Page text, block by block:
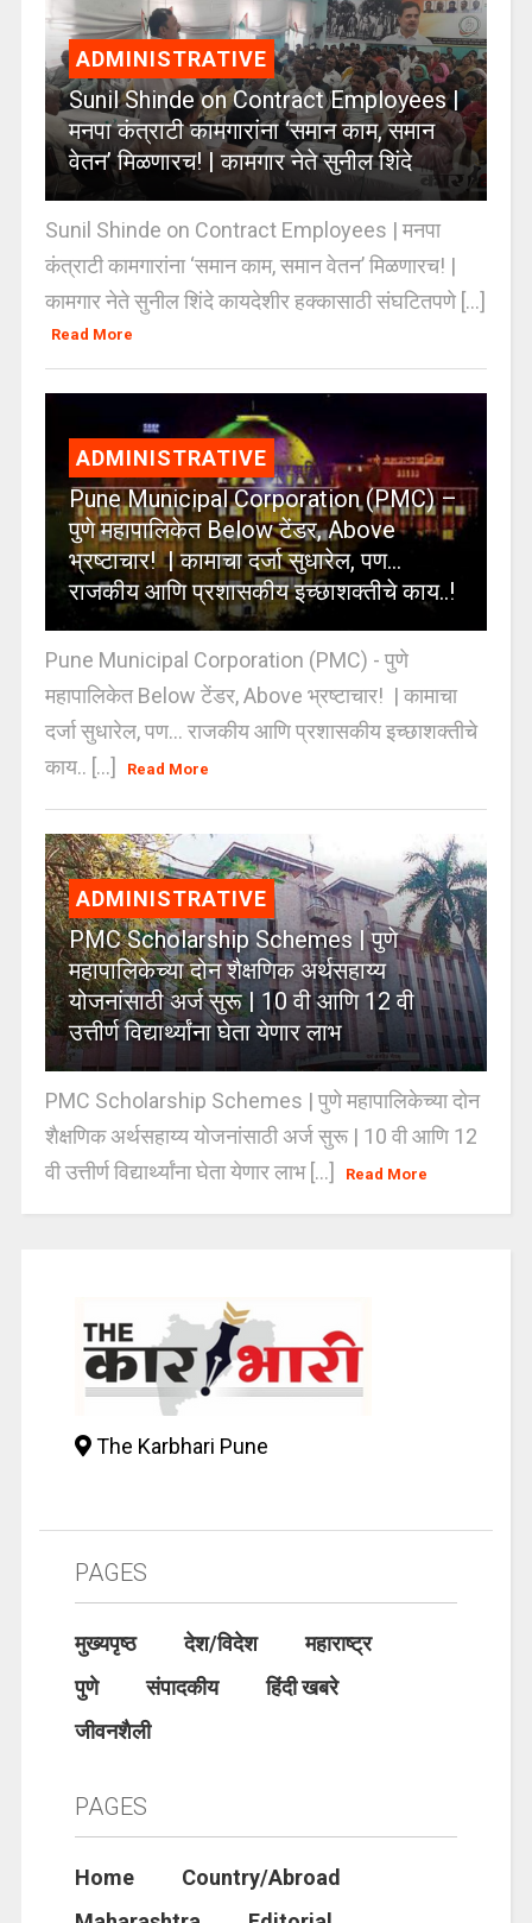
ADMINISTRATIVE
Sunil Shinde on Contract Employees |
मनपा कंत्राटी कामगारांना ‘समान काम, समान
वेतन’ मिळणारच! | कामगार नेते सुनील शिंदे
Sunil Shinde on Contract Employees | मनपा
कंत्राटी कामगारांना ‘समान काम, समान वेतन’ मिळणारच! |
कामगार नेते सुनील शिंदे कायदेशीर हक्कासाठी संघटितपणे [...]
Read More
ADMINISTRATIVE
Pune Municipal Corporation (PMC) –
पुणे महापालिकेत Below टेंडर, Above
भ्रष्टाचार! | कामाचा दर्जा सुधारेल, पण…
राजकीय आणि प्रशासकीय इच्छाशक्तीचे काय..!
Pune Municipal Corporation (PMC) - पुणे
महापालिकेत Below टेंडर, Above भ्रष्टाचार! | कामाचा
दर्जा सुधारेल, पण… राजकीय आणि प्रशासकीय इच्छाशक्तीचे
काय.. [...]
Read More
ADMINISTRATIVE
PMC Scholarship Schemes | पुणे
महापालिकेच्या दोन शैक्षणिक अर्थसहाय्य
योजनांसाठी अर्ज सुरू | 10 वी आणि 12 वी
उत्तीर्ण विद्यार्थ्यांना घेता येणार लाभ
PMC Scholarship Schemes | पुणे महापालिकेच्या दोन
शैक्षणिक अर्थसहाय्य योजनांसाठी अर्ज सुरू | 10 वी आणि 12
वी उत्तीर्ण विद्यार्थ्यांना घेता येणार लाभ [...]
Read More
The Karbhari Pune
PAGES
मुख्यपृष्ठ देश/विदेश
महाराष्ट्र
पुणे
संपादकीय
हिंदी खबरे
जीवनशैली
PAGES
Home
Country/Abroad